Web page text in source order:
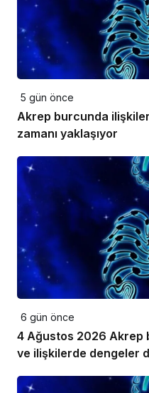
5 gün önce
Akrep burcunda
zamanı yaklaşıyor
6 gün önce
4 Ağustos 2026 Akrep
ve ilişkilerde dengeler